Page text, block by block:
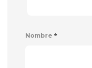
Nombre *